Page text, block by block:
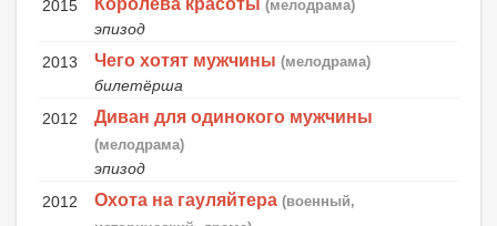
2015
Королева красоты (мелодрама)
эпизод
2013
Чего хотят мужчины (мелодрама)
билетёрша
2012
Диван для одинокого мужчины
(мелодрама)
эпизод
2012
Охота на гауляйтера (военный,